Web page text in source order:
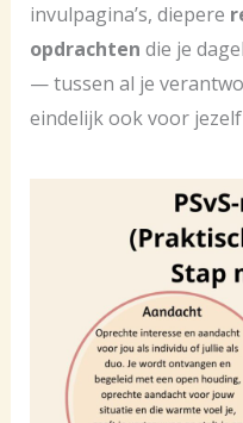
invulpagina’s, diepere
opdrachten die je
— tussen al je
eindelijk ook voor